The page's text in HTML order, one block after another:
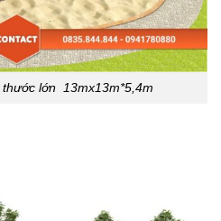
lớn 13mx13m*5,4m